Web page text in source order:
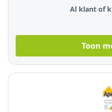
Al klant of
Toon